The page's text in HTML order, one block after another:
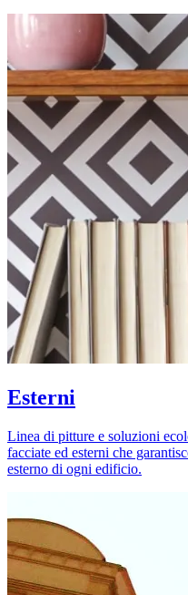
Esterni
Linea di pitture e soluzioni
facciate ed esterni che
esterno di ogni edificio.